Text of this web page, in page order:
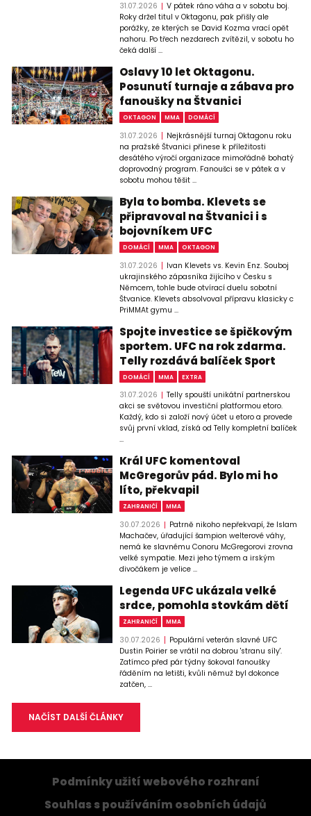
31.07.2026
V pátek ráno váha a v sobotu boj.
Roky držel titul v Oktagonu, pak přišly ale
porážky, ze kterých se David Kozma vrací opět
nahoru. Po třech nezdarech zvítězil, v sobotu ho
čeká další ...
Oslavy 10 let Oktagonu.
Posunutí turnaje a zábava pro
fanoušky na Štvanici
OKTAGON MMA DOMÁCÍ
31.07.2026
Nejkrásnější turnaj Oktagonu roku
na pražské Štvanici přinese k příležitosti
desátého výročí organizace mimořádně bohatý
doprovodný program. Fanoušci se v pátek a v
sobotu mohou těšit ...
Byla to bomba. Klevets se
připravoval na Štvanici i s
bojovníkem UFC
DOMÁCÍ MMA OKTAGON
31.07.2026
Ivan Klevets vs. Kevin Enz. Souboj
ukrajinského zápasníka žijícího v Česku s
Němcem, tohle bude otvírací duelu sobotní
Štvanice. Klevets absolvoval přípravu klasicky c
PriMMAt gymu ...
Spojte investice se špičkovým
sportem. UFC na rok zdarma.
Telly rozdává balíček Sport
DOMÁCÍ MMA EXTRA
31.07.2026
Telly spouští unikátní partnerskou
akci se světovou investiční platformou etoro.
Každý, kdo si založí nový účet u etoro a provede
svůj první vklad, získá od Telly kompletní balíček
...
Král UFC komentoval
McGregorův pád. Bylo mi ho
líto, překvapil
ZAHRANIČÍ MMA
30.07.2026
Patrně nikoho nepřekvapí, že Islam
Machačev, úřadující šampion welterové váhy,
nemá ke slavnému Conoru McGregorovi zrovna
velké sympatie. Mezi jeho týmem a irským
divočákem je velice ...
Legenda UFC ukázala velké
srdce, pomohla stovkám dětí
ZAHRANIČÍ MMA
30.07.2026
Populární veterán slavné UFC
Dustin Poirier se vrátil na dobrou 'stranu síly'.
Zatímco před pár týdny šokoval fanoušky
řáděním na letišti, kvůli němuž byl dokonce
zatčen, ...
NAČÍST DALŠÍ ČLÁNKY
Podmínky užití webového rozhraní
Souhlas s používáním osobních údajů